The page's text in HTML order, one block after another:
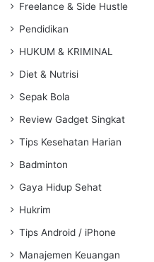
Freelance & Side Hustle
Pendidikan
HUKUM & KRIMINAL
Diet & Nutrisi
Sepak Bola
Review Gadget Singkat
Tips Kesehatan Harian
Badminton
Gaya Hidup Sehat
Hukrim
Tips Android / iPhone
Manajemen Keuangan